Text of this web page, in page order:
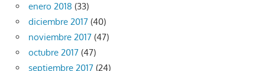
enero 2018 (33)
diciembre 2017 (40)
noviembre 2017 (47)
octubre 2017 (47)
septiembre 2017 (24)